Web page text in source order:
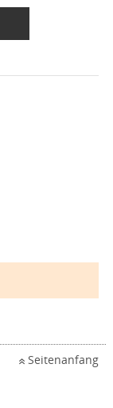
Seitenanfang